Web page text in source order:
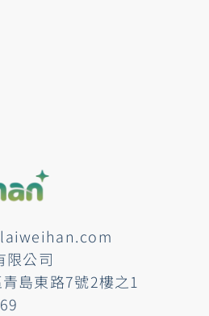
限公司
島東路7號2樓之1